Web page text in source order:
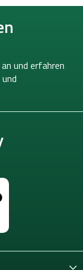
und erfahren